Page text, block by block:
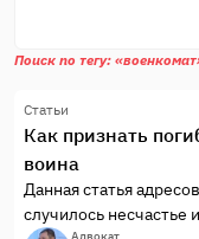
Поиск по тегу:
Статьи
Как признать
воина
Данная статья
случилось несчастье